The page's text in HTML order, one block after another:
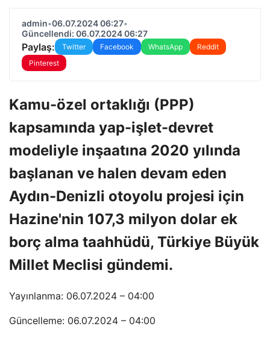
admin•06.07.2024 06:27•
Güncellendi: 06.07.2024 06:27
Paylaş: Twitter Facebook WhatsApp
Reddit
Pinterest
Kamu-özel ortaklığı (PPP)
kapsamında yap-işlet-devret
modeliyle inşaatına 2020 yılında
başlanan ve halen devam eden
Aydın-Denizli otoyolu projesi için
Hazine'nin 107,3 ​​milyon dolar ek
borç alma taahhüdü, Türkiye Büyük
Millet Meclisi gündemi.
Yayınlanma: 06.07.2024 – 04:00
Güncelleme: 06.07.2024 – 04:00